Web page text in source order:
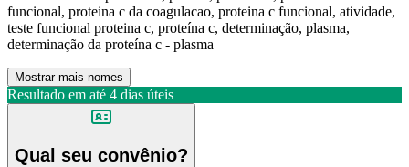
funcional, proteina c da coagulacao, proteina c funcional, atividade,
teste funcional proteina c, proteína c, determinação, plasma,
determinação da proteína c - plasma
Mostrar mais nomes
Resultado em até 4 dias úteis
Qual seu convênio?